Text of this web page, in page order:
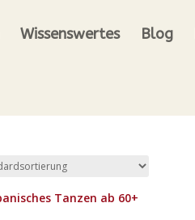
Wissenswertes Blog